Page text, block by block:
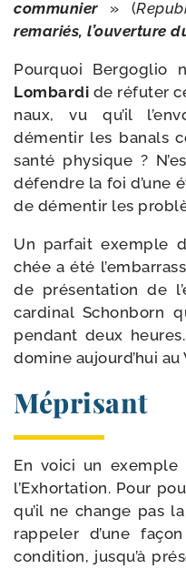
com­mu­nier» (
rema­riés, l’ou­ver­ture
Pourquoi Bergoglio
Lombardi de réfu­ter
naux, vu qu’il
démen­tir les banals
san­té phy­sique ?
défendre la foi d’une
de démen­tir les
Un par­fait exemple
chée a été
de pré­sen­ta­tion de
car­di­nal Schonborn
pen­dant deux
domine aujourd’­hui au
Méprisant
En voi­ci un
l’Exhortation. Pour
qu’il ne change pas
rap­pe­ler d’une
condi­tion, jus­qu’à